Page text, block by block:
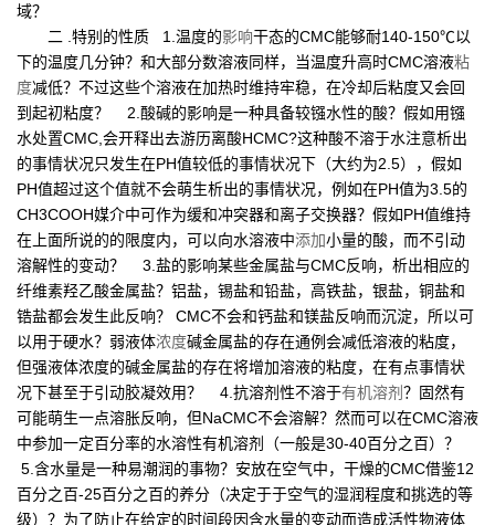
域？
二 .特别的性质 1.温度的影响干态的CMC能够耐140-150℃以
下的温度几分钟？和大部分数溶液同样，当温度升高时CMC溶液粘
度减低？不过这些个溶液在加热时维持牢稳，在冷却后粘度又会回
到起初粘度？ 2.酸碱的影响是一种具备较镪水性的酸？假如用镪
水处置CMC,会开释出去游历离酸HCMC?这种酸不溶于水注意析出
的事情状况只发生在PH值较低的事情状况下（大约为2.5），假如
PH值超过这个值就不会萌生析出的事情状况，例如在PH值为3.5的
CH3COOH媒介中可作为缓和冲突器和离子交换器？假如PH值维持
在上面所说的的限度内，可以向水溶液中添加小量的酸，而不引动
溶解性的变动？ 3.盐的影响某些金属盐与CMC反响，析出相应的
纤维素羟乙酸金属盐？铝盐，锡盐和铅盐，高铁盐，银盐，铜盐和
锆盐都会发生此反响？ CMC不会和钙盐和镁盐反响而沉淀，所以可
以用于硬水？弱液体浓度碱金属盐的存在通例会减低溶液的粘度，
但强液体浓度的碱金属盐的存在将增加溶液的粘度，在有点事情状
况下甚至于引动胶凝效用？ 4.抗溶剂性不溶于有机溶剂？固然有
可能萌生一点溶胀反响，但NaCMC不会溶解？然而可以在CMC溶液
中参加一定百分率的水溶性有机溶剂（一般是30-40百分之百）？
5.含水量是一种易潮润的事物？安放在空气中，干燥的CMC借鉴12
百分之百-25百分之百的养分（决定于于空气的湿润程度和挑选的等
级）？为了防止在给定的时间段因含水量的变动而造成活性物液体